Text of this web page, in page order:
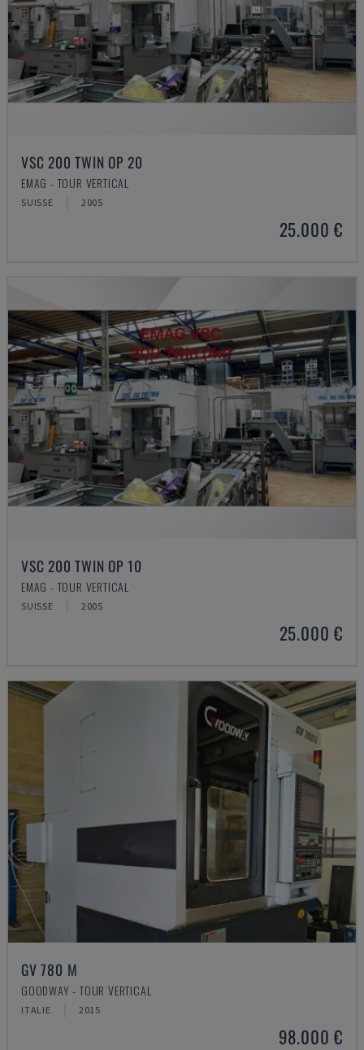
VSC 200 TWIN OP 20
EMAG - TOUR VERTICAL
SUISSE 2005
25.000 €
VSC 200 TWIN OP 10
EMAG - TOUR VERTICAL
SUISSE 2005
25.000 €
GV 780 M
GOODWAY - TOUR VERTICAL
ITALIE 2015
98.000 €